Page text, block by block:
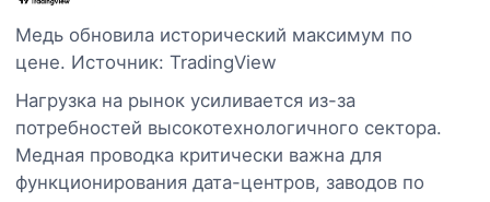
Медь обновила исторический максимум по
цене. Источник: TradingView
Нагрузка на рынок усиливается из-за
потребностей высокотехнологичного сектора.
Медная проводка критически важна для
функционирования дата-центров, заводов по